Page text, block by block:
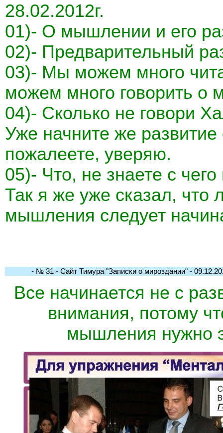
28.02.2012г.
01)- О мышлении и его
02)- Предварительный
03)- Мы можем много
можем много говорить о
04)- Сколько не говори
Уже начните же
пожалеете, уверяю.
05)- Что, не знаете с
Так я же уже сказал, что
мышления следует
- № 31 - Сайт Тимура "Записки о мироздании" -
Все начинается не с
внимания, потому
мышления нужно